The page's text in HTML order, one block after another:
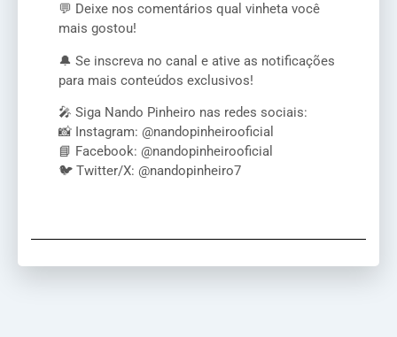
💬 Deixe nos comentários qual vinheta você
mais gostou!
🔔 Se inscreva no canal e ative as notificações
para mais conteúdos exclusivos!
🎤 Siga Nando Pinheiro nas redes sociais:
📸 Instagram: @nandopinheirooficial
📘 Facebook: @nandopinheirooficial
🐦 Twitter/X: @nandopinheiro7